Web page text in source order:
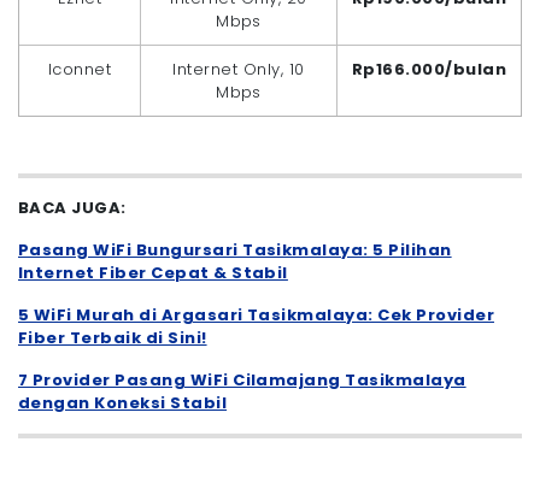
Mbps
Iconnet
Internet Only, 10
Mbps
Rp166.000/bulan
BACA JUGA:
Pasang WiFi Bungursari Tasikmalaya: 5 Pilihan
Internet Fiber Cepat & Stabil
5 WiFi Murah di Argasari Tasikmalaya: Cek Provider
Fiber Terbaik di Sini!
7 Provider Pasang WiFi Cilamajang Tasikmalaya
dengan Koneksi Stabil